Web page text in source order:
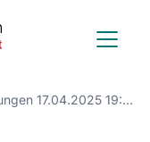
Deutscher
Anwalt
Verein
Anmeldung zu Veranstaltungen 17.04.2025 19:36:35